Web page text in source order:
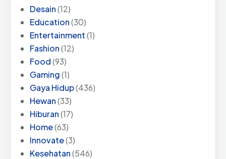
Desain(12)
Education(30)
Entertainment(1)
Fashion(12)
Food(93)
Gaming(1)
Gaya Hidup(436)
Hewan(33)
Hiburan(17)
Home(63)
Innovate(3)
Kesehatan(546)